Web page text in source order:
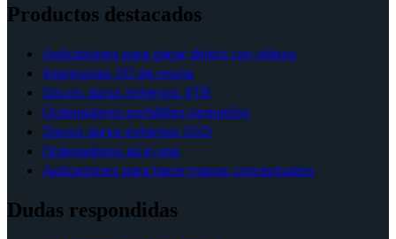
Productos destacados
Aplicaciones para ganar dinero con vídeos
Impresoras 3D de resina
Discos duros externos 4TB
Ordenadores portátiles pequeños
Discos duros externos SSD
Ordenadores all in one
Aplicaciones para hacer mapas conceptuales
Dudas respondidas